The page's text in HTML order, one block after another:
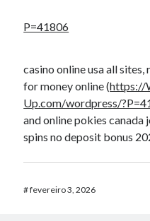
P=41806
casino online usa all
for money online (https://
Up.com/wordpress/
and online pokies
spins no deposit bonus
#fevereiro 3, 2026